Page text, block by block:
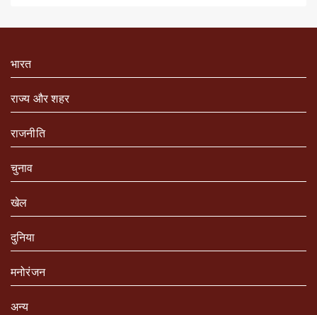
भारत
राज्य और शहर
राजनीति
चुनाव
खेल
दुनिया
मनोरंजन
अन्य